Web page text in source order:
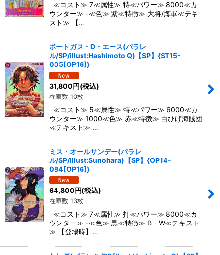
≪コスト≫ 7≪属性≫ 特≪パワー≫ 8000≪カ
ウンター≫ -≪色≫ 紫≪特徴≫ 大将/海軍≪テキ
スト≫ 【…
ポートガス・D・エース(パラレ
ル/SP/illust:Hashimoto Q)【SP】{ST15-
005[OP16]}
31,800円(税込)
在庫数 10枚
≪コスト≫ 5≪属性≫ 特≪パワー≫ 6000≪カ
ウンター≫ 1000≪色≫ 赤≪特徴≫ 白ひげ海賊団
≪テキスト≫ …
ミス・オールサンデー(パラレ
ル/SP/illust:Sunohara)【SP】{OP14-
084[OP16]}
64,800円(税込)
在庫数 13枚
≪コスト≫ 7≪属性≫ 打≪パワー≫ 8000≪カ
ウンター≫ -≪色≫ 黒≪特徴≫ B・W≪テキスト
≫ 【登場時】…